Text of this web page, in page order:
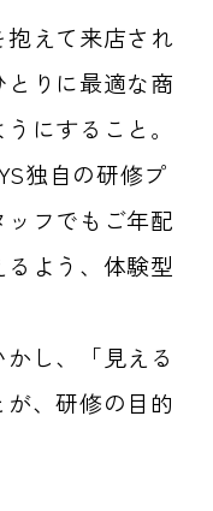
えて来店され
りに最適な商
にすること。
独自の研修プ
フでもご年配
よう、体験型
し、「見える
、研修の目的